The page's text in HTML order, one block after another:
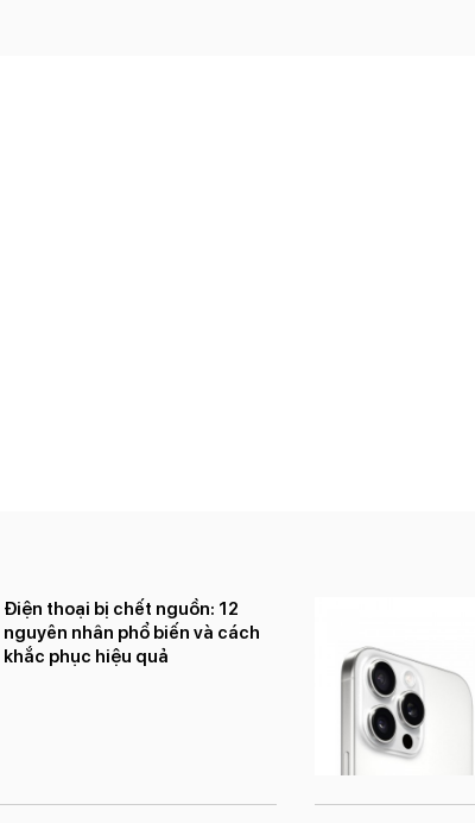
Điện thoại bị chết nguồn: 12
nguyên nhân phổ biến và cách
khắc phục hiệu quả